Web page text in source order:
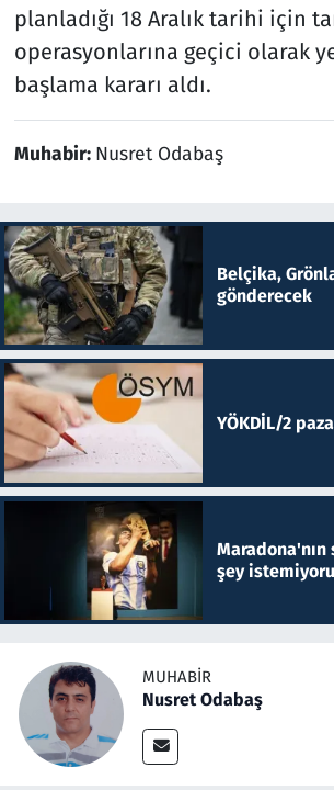
planladığı 18 Aralık tarihi için
operasyonlarına geçici olarak
başlama kararı aldı.
Muhabir: Nusret Odabaş
Belçika,
gönderecek
YÖKDİL/2
şey
MUHABIR
Nusret Odabaş